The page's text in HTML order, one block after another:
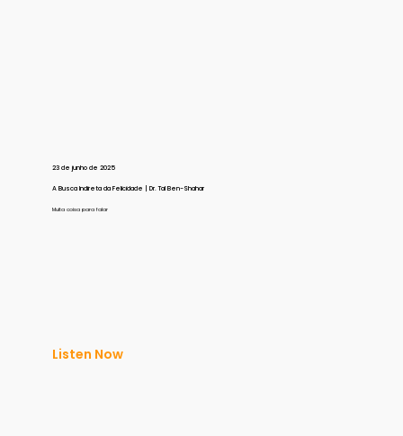
23 de junho de 2025
A Busca Indireta da Felicidade | Dr. Tal Ben-Shahar
Muita coisa para falar
Listen Now